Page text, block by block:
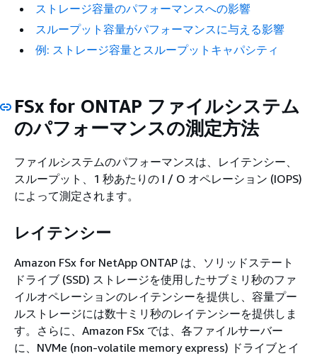
ストレージ容量のパフォーマンスへの影響
スループット容量がパフォーマンスに与える影響
例: ストレージ容量とスループットキャパシティ
FSx for ONTAP ファイルシステム
のパフォーマンスの測定方法
ファイルシステムのパフォーマンスは、レイテンシー、
スループット、1 秒あたりの I / O オペレーション (IOPS)
によって測定されます。
レイテンシー
Amazon FSx for NetApp ONTAP は、ソリッドステート
ドライブ (SSD) ストレージを使用したサブミリ秒のファ
イルオペレーションのレイテンシーを提供し、容量プー
ルストレージには数十ミリ秒のレイテンシーを提供しま
す。さらに、Amazon FSx では、各ファイルサーバー
に、NVMe (non-volatile memory express) ドライブとイ